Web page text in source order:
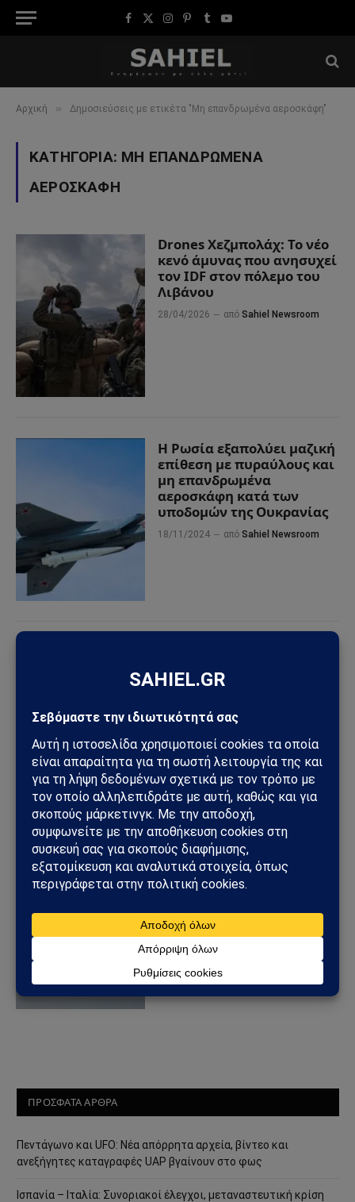
Facebook
X
Instagram
Pinterest
TumblrYouTube
Αρχική » Δημοσιεύσεις με ετικέτα "Μη επανδρωμένα αεροσκάφη"
ΚΑΤΗΓΟΡΊΑ: ΜΗ ΕΠΑΝΔΡΩΜΈΝΑ
ΑΕΡΟΣΚΆΦΗ
Drones Χεζμπολάχ: Το νέο
κενό άμυνας που ανησυχεί
τον IDF στον πόλεμο του
Λιβάνου
28/04/2026 από Sahiel Newsroom
Η Ρωσία εξαπολύει μαζική
επίθεση με πυραύλους και
μη επανδρωμένα
αεροσκάφη κατά των
υποδομών της Ουκρανίας
18/11/2024 από Sahiel Newsroom
εγκαταστάσεις; Το
Πεντάγωνο λέει ότι είναι
αεροσκάφη
Sahiel Newsroom
Μη επανδρωμένα
αεροσκάφη της Χεζμπολάχ
επιτίθενται σε βάσεις του
επιβεβαιώνονται
απώλειες
06/08/2024
ΠΡΟΣΦΑΤΑ ΑΡΘΡΑ
Πεντάγωνο και UFO: Νέα απόρρητα αρχεία, βίντεο και
ανεξήγητες καταγραφές UAP βγαίνουν στο φως
Ισπανία – Ιταλία: Συνοριακοί έλεγχοι, μεταναστευτική κρίση